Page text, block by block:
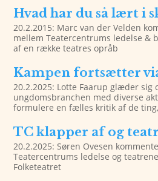
Hvad har du så lært i
20.2.2015: Marc van der Velden
mellem Teatercentrums ledelse &
af en række teatres opråb
Kampen fortsætter
20.2.2025: Lotte Faarup glæder sig
ungdomsbranchen med diverse
formulere en fælles kritik af de
TC klapper af og
20.2.2025: Søren Ovesen
Teatercentrums ledelse og
Folketeatret